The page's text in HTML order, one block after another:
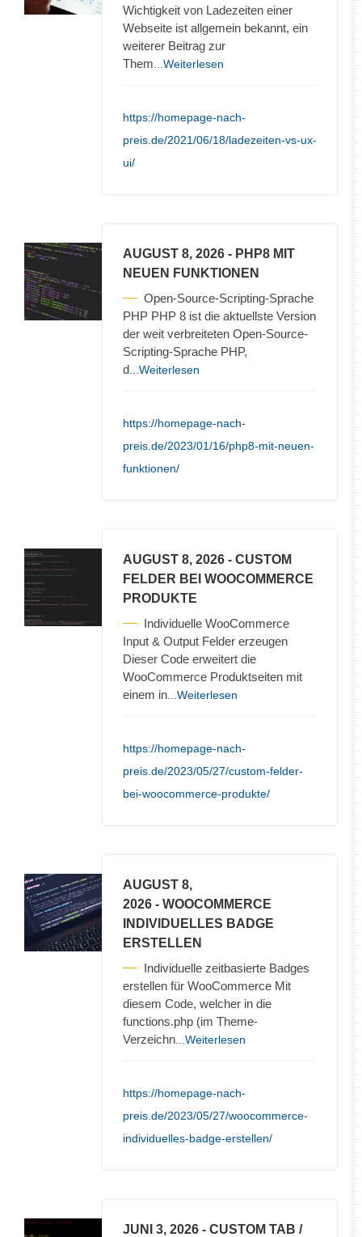
Wichtigkeit von Ladezeiten einer
Webseite ist allgemein bekannt, ein
weiterer Beitrag zur
Them ...Weiterlesen
https://homepage-nach-
preis.de/2021/06/18/ladezeiten-vs-ux-
ui/
AUGUST 8, 2026 - PHP8 MIT
NEUEN FUNKTIONEN
Open-Source-Scripting-Sprache
PHP PHP 8 ist die aktuellste Version
der weit verbreiteten Open-Source-
Scripting-Sprache PHP,
d ...Weiterlesen
https://homepage-nach-
preis.de/2023/01/16/php8-mit-neuen-
funktionen/
AUGUST 8, 2026 - CUSTOM
FELDER BEI WOOCOMMERCE
PRODUKTE
Individuelle WooCommerce
Input & Output Felder erzeugen
Dieser Code erweitert die
WooCommerce Produktseiten mit
einem in ...Weiterlesen
https://homepage-nach-
preis.de/2023/05/27/custom-felder-
bei-woocommerce-produkte/
AUGUST 8,
2026 - WOOCOMMERCE
INDIVIDUELLES BADGE
ERSTELLEN
Individuelle zeitbasierte Badges
erstellen für WooCommerce Mit
diesem Code, welcher in die
functions.php (im Theme-
Verzeichn ...Weiterlesen
https://homepage-nach-
preis.de/2023/05/27/woocommerce-
individuelles-badge-erstellen/
JUNI 3, 2026 - CUSTOM TAB /